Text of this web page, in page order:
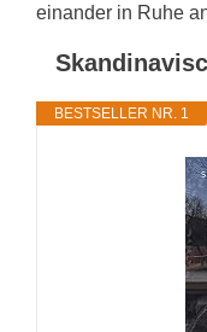
einander in Ruhe
BESTSELLER NR. 1